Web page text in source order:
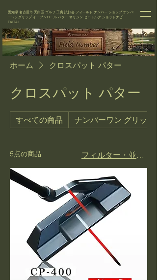
愛知県 名古屋市 天白区 ゴルフ 工房 試打会 フィールド ナンバー ショップ ナンバ
ーワングリップ イーブンロール パター オリジン ゼロトルク ショットナビ
TAITAI
ホーム クロスパット パター
クロスパット パター
すべての商品 ナンバーワン グリッ
5点の商品 フィルター・並び替え